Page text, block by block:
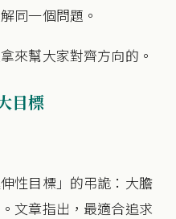
同一個問題。
來幫大家對齊方向的。
目標
性目標」的弔詭：大膽
文章指出，最適合追求